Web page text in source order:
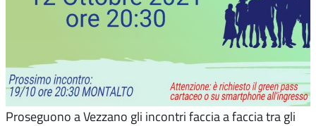
Proseguono a Vezzano gli incontri faccia a faccia tra gli